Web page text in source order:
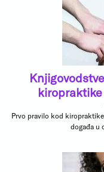
Prvo pravilo kod
događa u